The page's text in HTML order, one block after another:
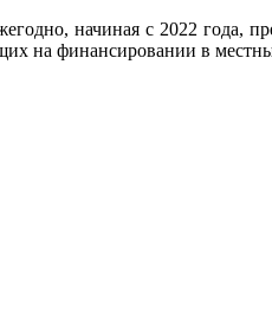
начиная с 2022 года,
на финансировании в